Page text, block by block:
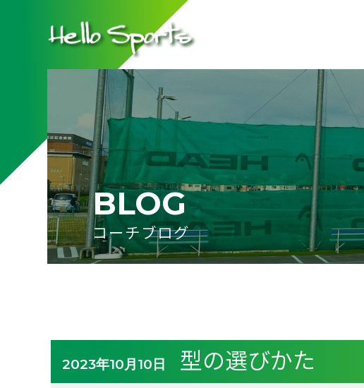
BLOG
コーチブログ
2023年10月10日 型の選びかた